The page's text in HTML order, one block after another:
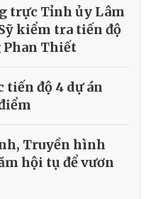
trực Tỉnh ủy Lâm
kiểm tra tiến độ
Phan Thiết
tiến độ 4 dự án
Truyền hình
hội tụ để vươn